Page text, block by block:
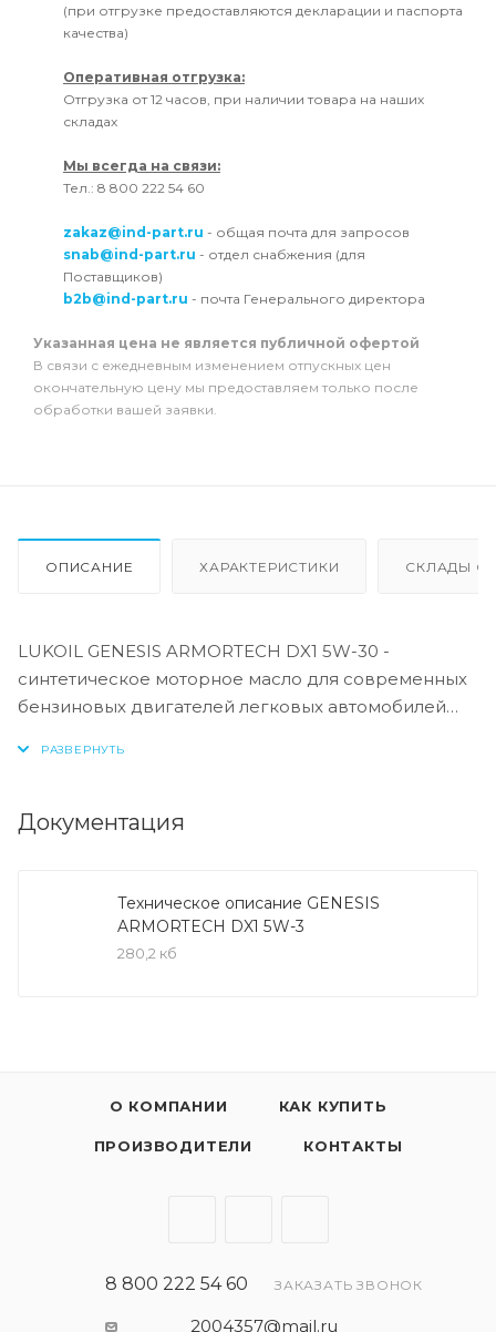
(при отгрузке предоставляются декларации и паспорта
качества)
Оперативная отгрузка:
Отгрузка от 12 часов, при наличии товара на наших
складах
Мы всегда на связи:
Тел.: 8 800 222 54 60
zakaz@ind-part.ru - общая почта для запросов
snab@ind-part.ru - отдел снабжения (для
Поставщиков)
b2b@ind-part.ru - почта Генерального директора
Указанная цена не является публичной офертой
В связи с ежедневным изменением отпускных цен
окончательную цену мы предоставляем только после
обработки вашей заявки.
ОПИСАНИЕ ХАРАКТЕРИСТИКИ СКЛАДЫ
LUKOIL GENESIS ARMORTECH DX1 5W-30 -
синтетическое моторное масло для современных
бензиновых двигателей легковых автомобилей
применением передовой технологии DuraMax®.
рекомендовано к всесезонному применению в
бензиновых двигателях автомобилей General
Motors нового поколения, требующих
Соответствует требованиям:
Документация
Техническое описание GENESIS
ARMORTECH DX1 5W-3
280,2 кб
О КОМПАНИИ КАК КУПИТЬ
ПРОИЗВОДИТЕЛИ КОНТАКТЫ
8 800 222 54 60 ЗАКАЗАТЬ ЗВОНОК
2004357@mail.ru